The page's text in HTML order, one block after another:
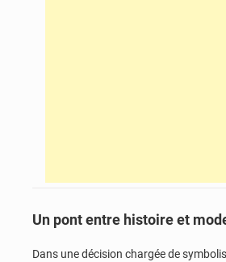
Un pont entre histoire et
Dans une décision chargée de